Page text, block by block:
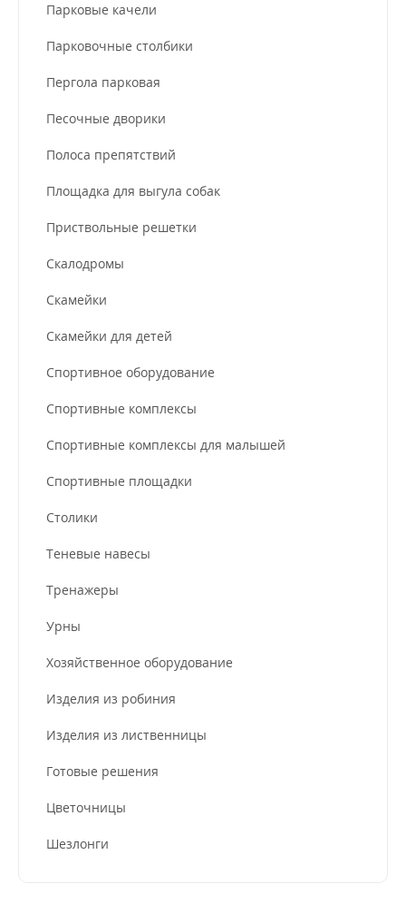
Парковые качели
Парковочные столбики
Пергола парковая
Песочные дворики
Полоса препятствий
Площадка для выгула собак
Приствольные решетки
Скалодромы
Скамейки
Скамейки для детей
Спортивное оборудование
Спортивные комплексы
Спортивные комплексы для малышей
Спортивные площадки
Столики
Теневые навесы
Тренажеры
Урны
Хозяйственное оборудование
Изделия из робиния
Изделия из лиственницы
Готовые решения
Цветочницы
Шезлонги